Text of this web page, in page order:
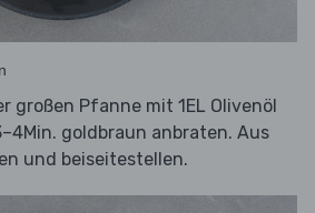
großen Pfanne mit 1EL Olivenöl
goldbraun anbraten. Aus
und beiseitestellen.